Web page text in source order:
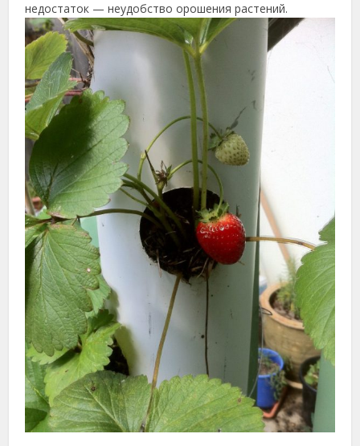
недостаток — неудобство орошения растений.